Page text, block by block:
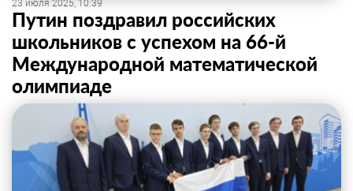
23 июля 2025, 10:39
Путин поздравил российских
школьников с успехом на 66-й
Международной математической
олимпиаде